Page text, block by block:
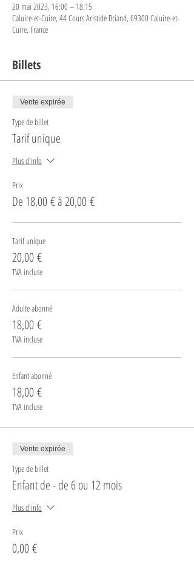
20 mai 2023, 16:00 – 18:15
Caluire-et-Cuire, 44 Cours Aristide Briand, 69300 Caluire-et-
Cuire, France
Billets
Vente expirée
Type de billet
Tarif unique
Plus d'info
Prix
De 18,00 € à 20,00 €
Tarif unique
20,00 €
TVA incluse
Adulte abonné
18,00 €
TVA incluse
Enfant abonné
18,00 €
TVA incluse
Vente expirée
Type de billet
Enfant de - de 6 ou 12 mois
Plus d'info
Prix
0,00 €